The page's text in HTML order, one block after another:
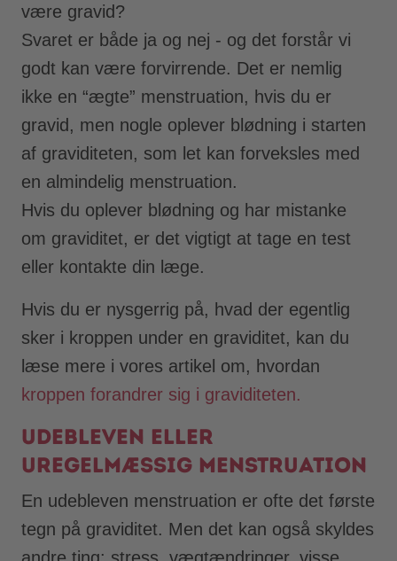
være gravid?
Svaret er både ja og nej - og det forstår vi
godt kan være forvirrende. Det er nemlig
ikke en “ægte” menstruation, hvis du er
gravid, men nogle oplever blødning i starten
af graviditeten, som let kan forveksles med
en almindelig menstruation.
Hvis du oplever blødning og har mistanke
om graviditet, er det vigtigt at tage en test
eller kontakte din læge.
Hvis du er nysgerrig på, hvad der egentlig
sker i kroppen under en graviditet, kan du
læse mere i vores artikel om, hvordan
kroppen forandrer sig i graviditeten.
Udebleven eller
uregelmæssig menstruation
En udebleven menstruation er ofte det første
tegn på graviditet. Men det kan også skyldes